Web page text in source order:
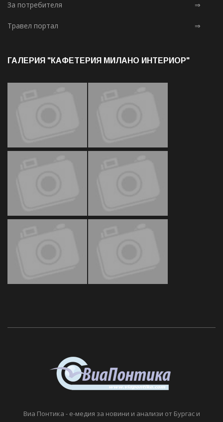
За потребителя ⇒
Травел портал ⇒
ГАЛЕРИЯ "КАФЕТЕРИЯ МИЛАНО ИНТЕРИОР"
Виа Понтика - е-медия за новини и анализи от Бургас и